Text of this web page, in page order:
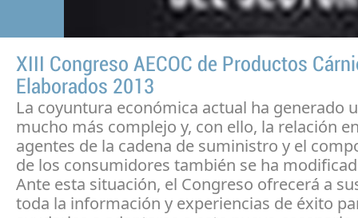
XIII Congreso AECOC de Productos
Elaborados 2013
La coyuntura económica actual ha generado
mucho más complejo y, con ello, la relación
agentes de la cadena de suministro y el
de los consumidores también se ha
Ante esta situación, el Congreso ofrecerá a
toda la información y experiencias de éxito